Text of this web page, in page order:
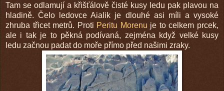
Tam se odlamují a křišťálově čisté kusy ledu pak plavou na
hladině. Čelo ledovce Aialik je dlouhé asi míli a vysoké
zhruba třicet metrů. Proti Peritu Morenu je to celkem prcek,
ale i tak je to pěkná podívaná, zejména když velké kusy
ledu začnou padat do moře přímo před našimi zraky.